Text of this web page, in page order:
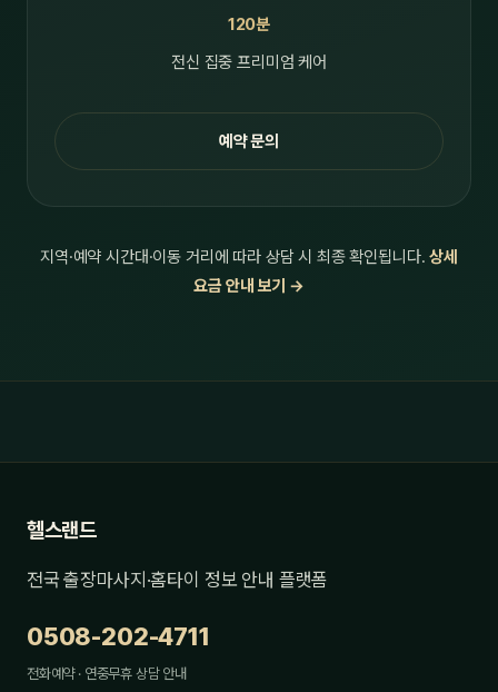
120분
전신 집중 프리미엄 케어
예약 문의
지역·예약 시간대·이동 거리에 따라 상담 시 최종 확인됩니다.상세
요금 안내 보기 →
헬스랜드
전국 출장마사지·홈타이 정보 안내 플랫폼
0508-202-4711
전화예약 · 연중무휴 상담 안내